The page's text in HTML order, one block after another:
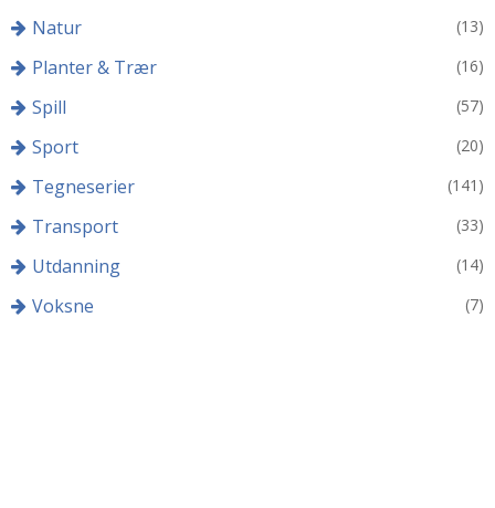
Natur (13)
Planter & Trær (16)
Spill (57)
Sport (20)
Tegneserier (141)
Transport (33)
Utdanning (14)
Voksne (7)